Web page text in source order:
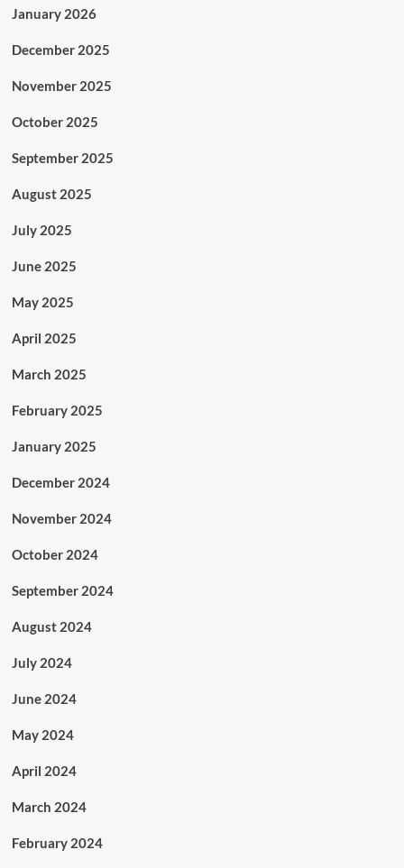
January 2026
December 2025
November 2025
October 2025
September 2025
August 2025
July 2025
June 2025
May 2025
April 2025
March 2025
February 2025
January 2025
December 2024
November 2024
October 2024
September 2024
August 2024
July 2024
June 2024
May 2024
April 2024
March 2024
February 2024